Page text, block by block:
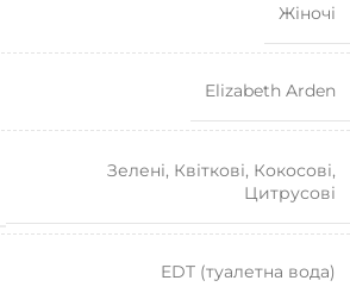
Жіночі
Elizabeth Arden
Зелені, Квіткові, Кокосові,
Цитрусові
EDT (туалетна вода)